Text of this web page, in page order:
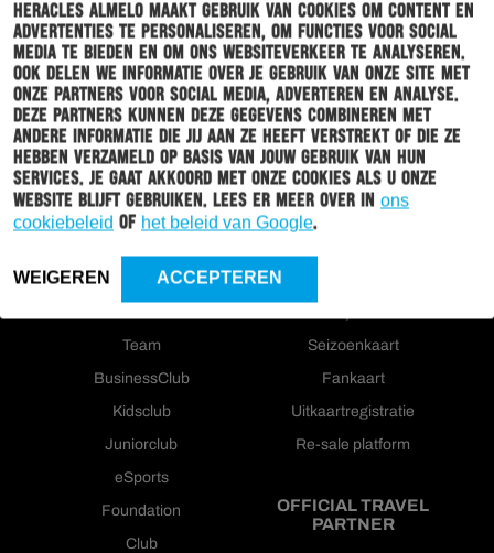
Heracles Almelo maakt gebruik van cookies om content en
advertenties te personaliseren, om functies voor social
media te bieden en om ons websiteverkeer te analyseren.
Ook delen we informatie over je gebruik van onze site met
onze partners voor social media, adverteren en analyse.
Deze partners kunnen deze gegevens combineren met
andere informatie die jij aan ze heeft verstrekt of die ze
hebben verzameld op basis van jouw gebruik van hun
services. Je gaat akkoord met onze cookies als u onze
website blijft gebruiken. Lees er meer over in ons
cookiebeleid of het beleid van Google.
WEIGEREN ACCEPTEREN
INSCHRIJVEN
Team
BusinessClub
Kidsclub
Juniorclub
eSports
Foundation
Club
Seizoenkaart
Fankaart
Uitkaartregistratie
Re-sale platform
OFFICIAL TRAVEL
PARTNER